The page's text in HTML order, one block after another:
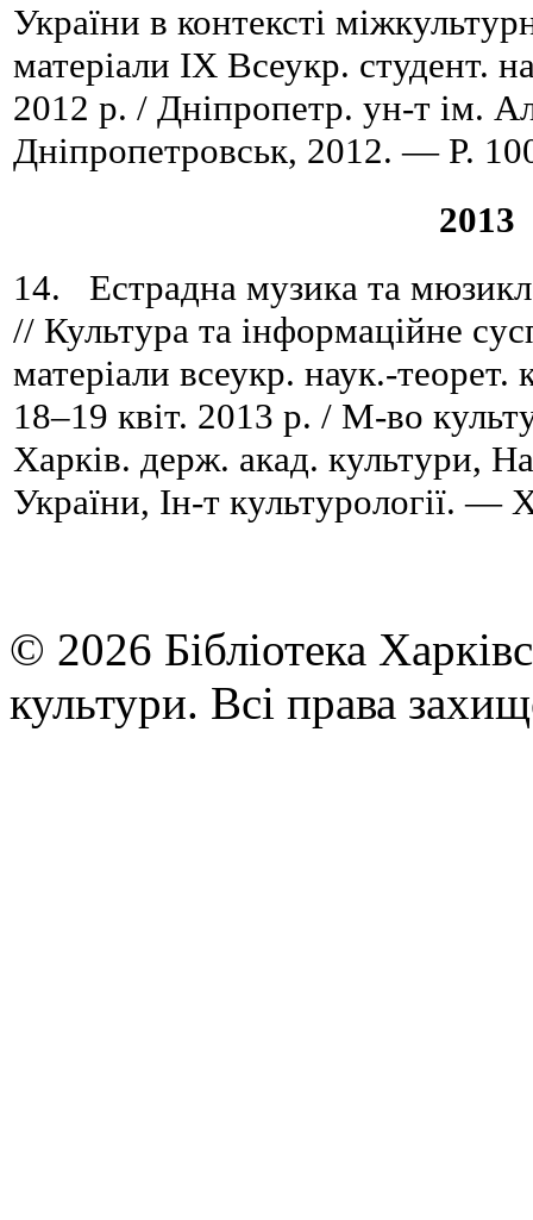
України в контексті
матеріали ІХ Всеукр. студент.
2012 р. / Дніпропетр. ун-т ім.
Дніпропетровськ, 2012. — P.
2013
14. Естрадна музика та
// Культура та інформаційне
матеріали всеукр. наук.-
18–19 квіт. 2013 р. / М-во
Харків. держ. акад. культури,
України, Ін-т культурології.
© 2026 Бібліотека
культури. Всі права